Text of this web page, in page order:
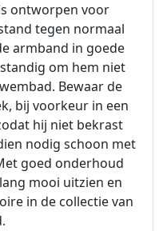
ontworpen voor
tegen normaal
armband in goede
om hem niet
Bewaar de
bij voorkeur in een
hij niet bekrast
nodig schoon met
goed onderhoud
mooi uitzien en
in de collectie van